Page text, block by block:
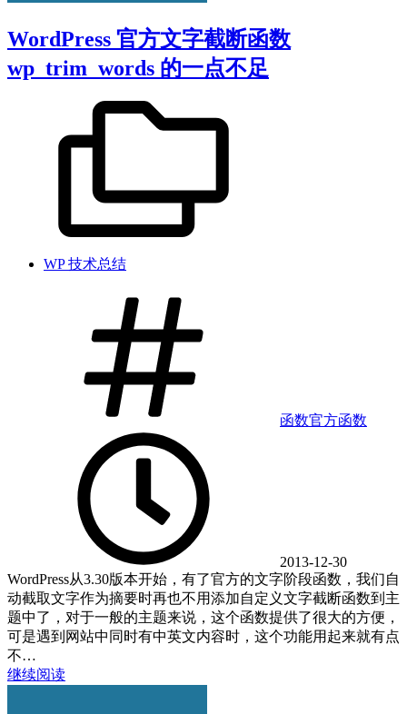
WordPress 官方文字截断函数
wp_trim_words 的一点不足
WP 技术总结
函数官方函数
2013-12-30
WordPress从3.30版本开始，有了官方的文字阶段函数，我们自
动截取文字作为摘要时再也不用添加自定义文字截断函数到主
题中了，对于一般的主题来说，这个函数提供了很大的方便，
可是遇到网站中同时有中英文内容时，这个功能用起来就有点
不…
继续阅读